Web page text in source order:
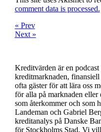
comment data is processed.
« Prev
Next »
Kreditvärden är en
kreditmarknaden,
ofta gäster för att lära oss
för alla på marknaden eller
som återkommer och som
Landeman och Gabriel
kreditanalys på Danske
för Stockholms Stad. Vi